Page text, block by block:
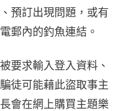
預訂出現問題，或有
郵內的釣魚連結。
要求輸入登入資料、
徒可能藉此盜取事主
會在網上購買主題樂